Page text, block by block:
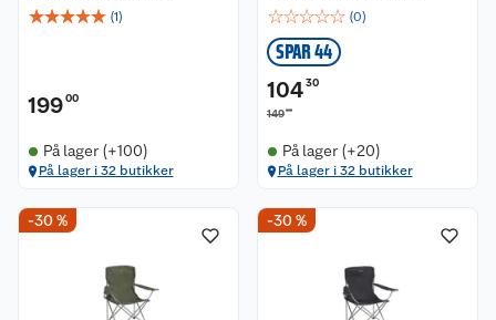
☆☆☆☆☆ (1)
19900
På lager (+100)
På lager i 32 butikker
☆☆☆☆☆ (0)
SPAR 44
10430
14900
På lager (+20)
På lager i 32 butikker
-30 % -30 %
Kundeservice
Kontakt oss
Angre- og returrett